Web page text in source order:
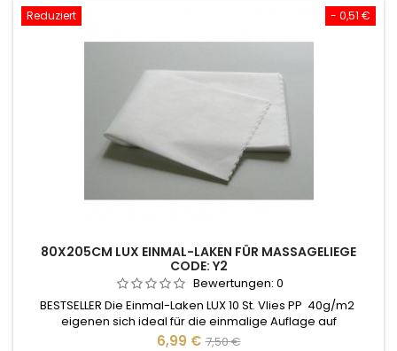
- 0,51 €
Reduziert
80X205CM LUX EINMAL-LAKEN FÜR MASSAGELIEGE
CODE: Y2
Bewertungen: 0
BESTSELLER Die Einmal-Laken LUX 10 St. Vlies PP 40g/m2
eigenen sich ideal für die einmalige Auflage auf
Massageliegen und -bänken.
Preis
6,99 € Verkaufspreis
7,50 €